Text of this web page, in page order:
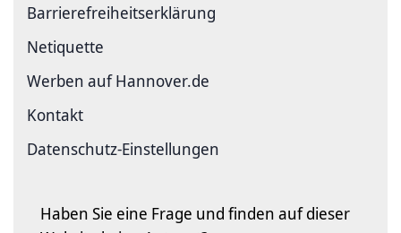
Barriere­freiheits­erklärung
Netiquette
Werben auf Hannover.de
Kontakt
Datenschutz-Einstellungen
Haben Sie eine Frage und finden auf dieser